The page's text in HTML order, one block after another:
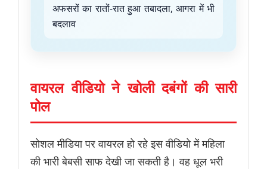
अफसरों का रातों-रात हुआ तबादला, आगरा में भी
बदलाव
वायरल वीडियो ने खोली दबंगों की सारी
पोल
सोशल मीडिया पर वायरल हो रहे इस वीडियो में महिला
की भारी बेबसी साफ देखी जा सकती है। वह धूल भरी